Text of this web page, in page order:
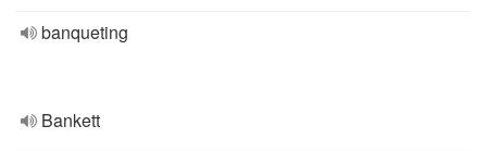
banqueting
Bankett